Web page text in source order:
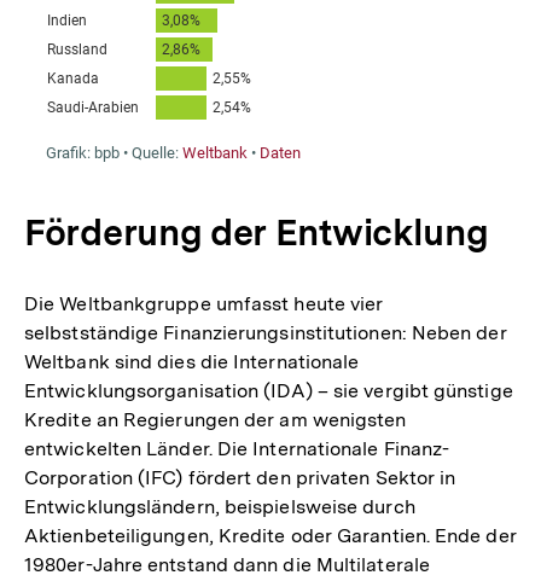
Förderung der Entwicklung
Die Weltbankgruppe umfasst heute vier
selbstständige Finanzierungsinstitutionen: Neben der
Weltbank sind dies die Internationale
Entwicklungsorganisation (IDA) – sie vergibt günstige
Kredite an Regierungen der am wenigsten
entwickelten Länder. Die Internationale Finanz-
Corporation (IFC) fördert den privaten Sektor in
Entwicklungsländern, beispielsweise durch
Aktienbeteiligungen, Kredite oder Garantien. Ende der
1980er-Jahre entstand dann die Multilaterale